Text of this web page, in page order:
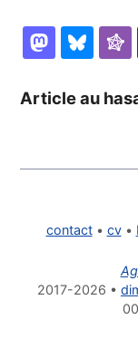
Article au
contact• cv•
2017-2026 •